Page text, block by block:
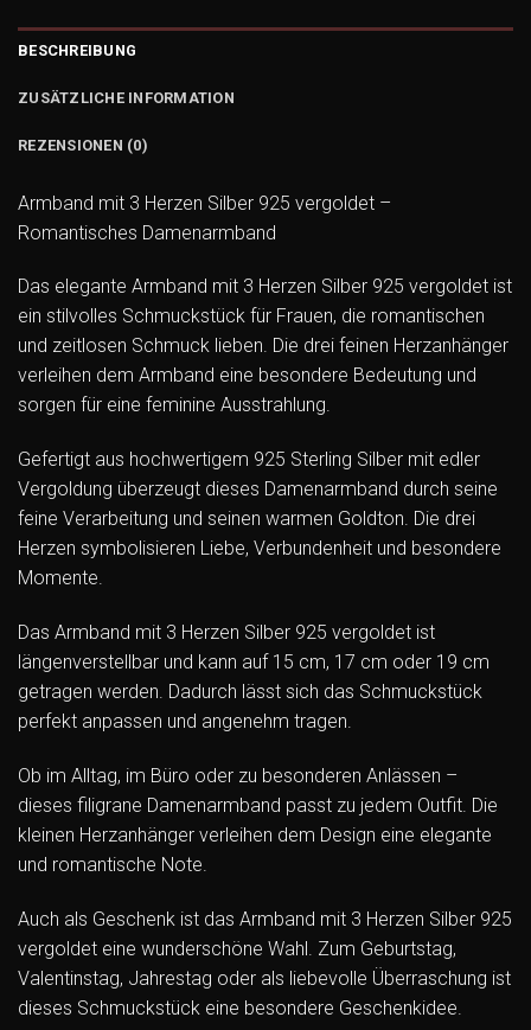
BESCHREIBUNG
ZUSÄTZLICHE INFORMATION
REZENSIONEN (0)
Armband mit 3 Herzen Silber 925 vergoldet –
Romantisches Damenarmband
Das elegante Armband mit 3 Herzen Silber 925 vergoldet ist
ein stilvolles Schmuckstück für Frauen, die romantischen
und zeitlosen Schmuck lieben. Die drei feinen Herzanhänger
verleihen dem Armband eine besondere Bedeutung und
sorgen für eine feminine Ausstrahlung.
Gefertigt aus hochwertigem 925 Sterling Silber mit edler
Vergoldung überzeugt dieses Damenarmband durch seine
feine Verarbeitung und seinen warmen Goldton. Die drei
Herzen symbolisieren Liebe, Verbundenheit und besondere
Momente.
Das Armband mit 3 Herzen Silber 925 vergoldet ist
längenverstellbar und kann auf 15 cm, 17 cm oder 19 cm
getragen werden. Dadurch lässt sich das Schmuckstück
perfekt anpassen und angenehm tragen.
Ob im Alltag, im Büro oder zu besonderen Anlässen –
dieses filigrane Damenarmband passt zu jedem Outfit. Die
kleinen Herzanhänger verleihen dem Design eine elegante
und romantische Note.
Auch als Geschenk ist das Armband mit 3 Herzen Silber 925
vergoldet eine wunderschöne Wahl. Zum Geburtstag,
Valentinstag, Jahrestag oder als liebevolle Überraschung ist
dieses Schmuckstück eine besondere Geschenkidee.